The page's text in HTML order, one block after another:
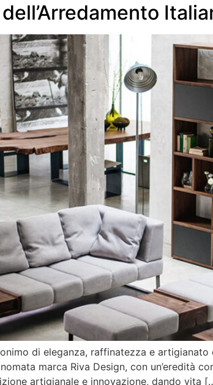
dell’Arredamento
di eleganza, raffinatezza e
marca Riva Design, con un’eredità
artigianale e innovazione, dando vita